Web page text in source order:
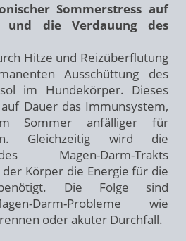
Sommerstress auf
und die Verdauung des
Hitze und Reizüberflutung
Ausschüttung des
im Hundekörper. Dieses
Dauer das Immunsystem,
Sommer anfälliger für
Gleichzeitig wird die
Magen-Darm-Trakts
Körper die Energie für die
benötigt. Die Folge sind
Darm-Probleme wie
oder akuter Durchfall.